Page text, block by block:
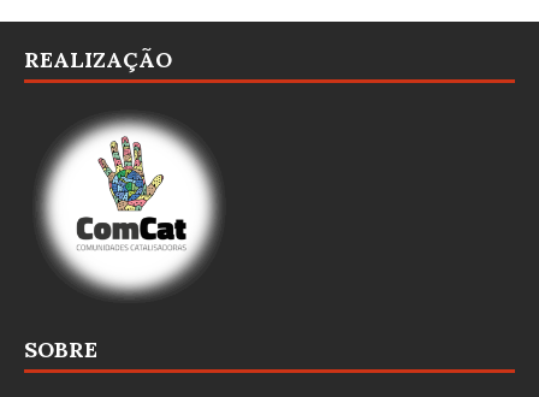
REALIZAÇÃO
SOBRE